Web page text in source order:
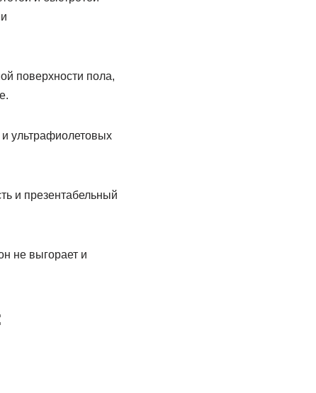
поверхности пола,
ультрафиолетовых
и презентабельный
не выгорает и